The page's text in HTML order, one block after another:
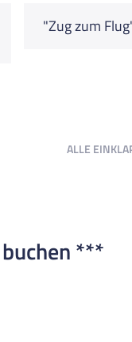
"Zug zum
ALLE
***